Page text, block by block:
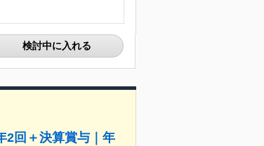
検討中に入れる
2回＋決算賞与｜年